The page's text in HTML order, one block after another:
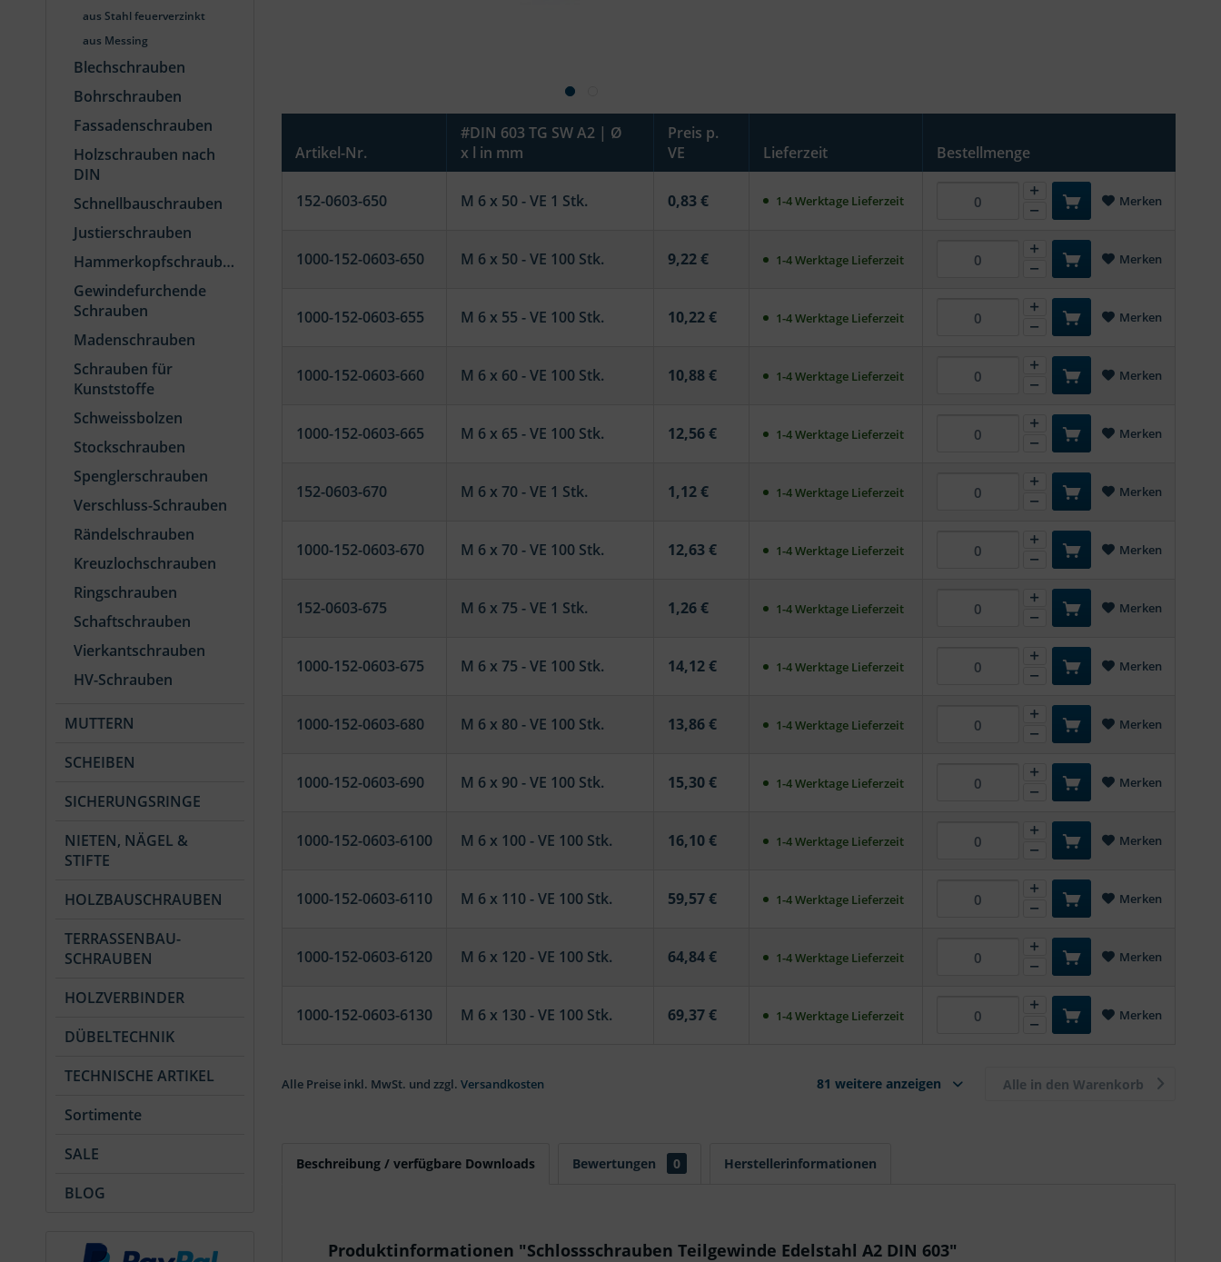
aus Stahl feuerverzinkt
aus Messing
Blechschrauben
Bohrschrauben
Fassadenschrauben
Holzschrauben nach
DIN
Schnellbauschrauben
Justierschrauben
Hammerkopfschrauben
Gewindefurchende
Schrauben
Madenschrauben
Schrauben für
Kunststoffe
Schweissbolzen
Stockschrauben
Spenglerschrauben
Verschluss-Schrauben
Rändelschrauben
Kreuzlochschrauben
Ringschrauben
Schaftschrauben
Vierkantschrauben
HV-Schrauben
MUTTERN
SCHEIBEN
SICHERUNGSRINGE
NIETEN, NÄGEL &
STIFTE
HOLZBAUSCHRAUBEN
TERRASSENBAU-
SCHRAUBEN
HOLZVERBINDER
DÜBELTECHNIK
TECHNISCHE ARTIKEL
Sortimente
SALE
BLOG
Artikel-Nr.
#DIN 603 TG SW A2 | Ø
x l in mm
Preis p.
VE
Lieferzeit Bestellmenge
152-0603-650 M 6 x 50 - VE 1 Stk. 0,83 € 1-4 Werktage Lieferzeit Merken
1000-152-0603-650 M 6 x 50 - VE 100 Stk. 9,22 € 1-4 Werktage Lieferzeit Merken
1000-152-0603-655 M 6 x 55 - VE 100 Stk. 10,22 € 1-4 Werktage Lieferzeit Merken
1000-152-0603-660 M 6 x 60 - VE 100 Stk. 10,88 € 1-4 Werktage Lieferzeit Merken
1000-152-0603-665 M 6 x 65 - VE 100 Stk. 12,56 € 1-4 Werktage Lieferzeit Merken
152-0603-670 M 6 x 70 - VE 1 Stk. 1,12 € 1-4 Werktage Lieferzeit Merken
1000-152-0603-670 M 6 x 70 - VE 100 Stk. 12,63 € 1-4 Werktage Lieferzeit Merken
152-0603-675 M 6 x 75 - VE 1 Stk. 1,26 € 1-4 Werktage Lieferzeit Merken
1000-152-0603-675 M 6 x 75 - VE 100 Stk. 14,12 € 1-4 Werktage Lieferzeit Merken
1000-152-0603-680 M 6 x 80 - VE 100 Stk. 13,86 € 1-4 Werktage Lieferzeit Merken
1000-152-0603-690 M 6 x 90 - VE 100 Stk. 15,30 € 1-4 Werktage Lieferzeit Merken
1000-152-0603-6100 M 6 x 100 - VE 100 Stk. 16,10 € 1-4 Werktage Lieferzeit Merken
1000-152-0603-6110 M 6 x 110 - VE 100 Stk. 59,57 € 1-4 Werktage Lieferzeit Merken
1000-152-0603-6120 M 6 x 120 - VE 100 Stk. 64,84 € 1-4 Werktage Lieferzeit Merken
1000-152-0603-6130 M 6 x 130 - VE 100 Stk. 69,37 € 1-4 Werktage Lieferzeit Merken
Alle Preise inkl. MwSt. und zzgl. Versandkosten 81 weitere anzeigen Alle in den Warenkorb
Beschreibung / verfügbare Downloads Bewertungen 0 Herstellerinformationen
Produktinformationen "Schlossschrauben Teilgewinde Edelstahl A2 DIN 603"